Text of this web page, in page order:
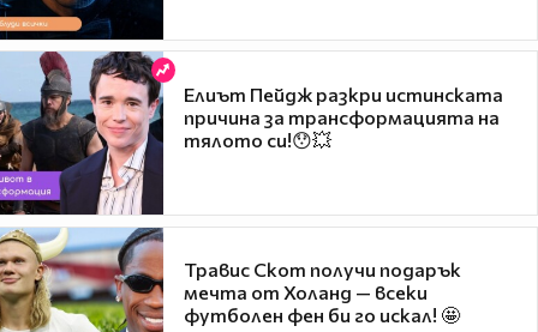
Елиът Пейдж разкри истинската
причина за трансформацията на
тялото си!😯💥
Травис Скот получи подарък
мечта от Холанд — всеки
футболен фен би го искал! 🤩